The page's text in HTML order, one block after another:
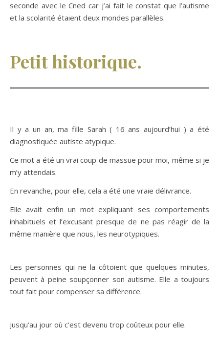
seconde avec le Cned car j’ai fait le constat que l’autisme
et la scolarité étaient deux mondes parallèles.
Petit historique.
Il y a un an, ma fille Sarah ( 16 ans aujourd’hui ) a été
diagnostiquée autiste atypique.
Ce mot a été un vrai coup de massue pour moi, même si je
m’y attendais.
En revanche, pour elle, cela a été une vraie délivrance.
Elle avait enfin un mot expliquant ses comportements
inhabituels et l’excusant presque de ne pas réagir de la
même manière que nous, les neurotypiques.
Les personnes qui ne la côtoient que quelques minutes,
peuvent à peine soupçonner son autisme. Elle a toujours
tout fait pour compenser sa différence.
Jusqu’au jour où c’est devenu trop coûteux pour elle.